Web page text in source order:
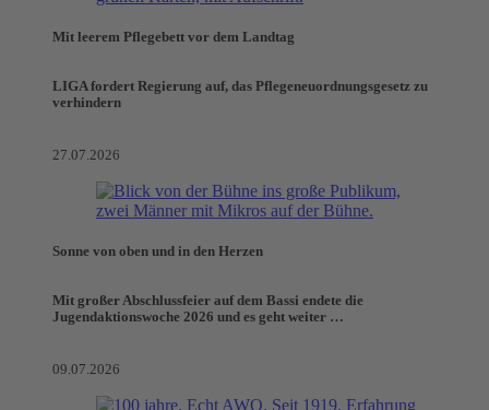
Mit leerem Pflegebett vor dem Landtag
LIGA fordert Regierung auf, das Pflegeneuordnungsgesetz zu
verhindern
27.07.2026
Sonne von oben und in den Herzen
Mit großer Abschlussfeier auf dem Bassi endete die
Jugendaktionswoche 2026 und es geht weiter …
09.07.2026